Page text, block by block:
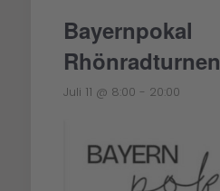
Bayernpokal
Rhönradturnen
Juli 11 @ 8:00 - 20:00